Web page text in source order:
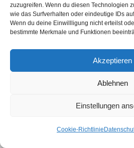
zuzugreifen. Wenn du diesen Technologien
wie das Surfverhalten oder eindeutige IDs
Wenn du deine Einwillligung nicht erteilst
bestimmte Merkmale und Funktionen
Akzeptieren
Ablehnen
Einstellungen
Cookie-Richtlinie